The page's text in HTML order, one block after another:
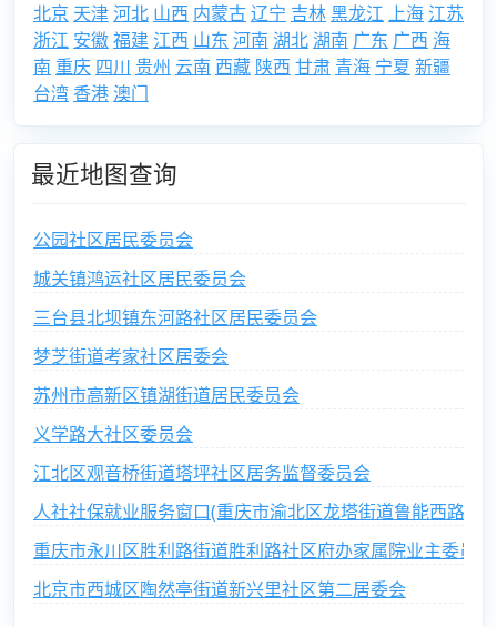
北京 天津河北 山西 内蒙古辽宁 吉林黑龙江 上海 江苏
浙江 安徽福建 江西 山东 河南 湖北湖南 广东 广西 海
南 重庆 四川 贵州 云南 西藏 陕西 甘肃 青海 宁夏 新疆
台湾 香港 澳门
最近地图查询
公园社区居民委员会
城关镇鸿运社区居民委员会
三台县北坝镇东河路社区居民委员会
梦芝街道考家社区居委会
苏州市高新区镇湖街道居民委员会
义学路大社区委员会
江北区观音桥街道塔坪社区居务监督委员会
人社社保就业服务窗口(重庆市渝北区龙塔街道鲁能西路社
重庆市永川区胜利路街道胜利路社区府办家属院业主委员会
北京市西城区陶然亭街道新兴里社区第二居委会